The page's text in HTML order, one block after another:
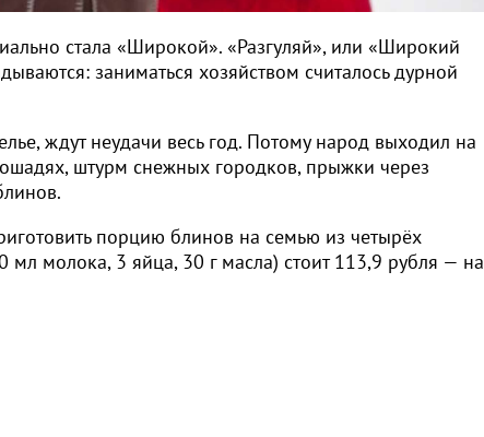
стала «Широкой». «Разгуляй», или «Широкий
заниматься хозяйством считалось дурной
ждут неудачи весь год. Потому народ выходил на
штурм снежных городков, прыжки через
порцию блинов на семью из четырёх
мл молока, 3 яйца, 30 г масла) стоит 113,9 рубля — на